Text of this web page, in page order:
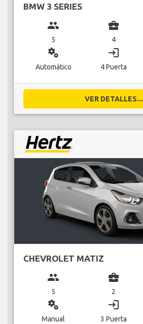
BMW 3 SERIES
group
5
business_center
4
miscellaneous_services
Automático
login
4 Puerta
VER DETALLES...
CHEVROLET MATIZ
group
5
business_center
2
miscellaneous_services
Manual
login
3 Puerta